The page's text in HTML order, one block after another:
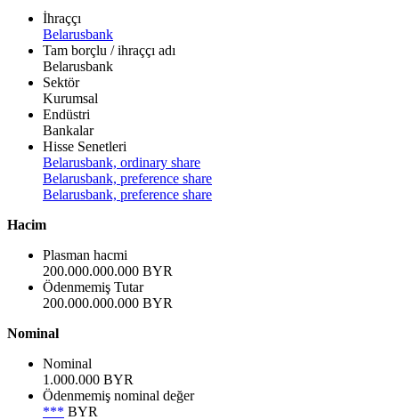
İhraççı
Belarusbank
Tam borçlu / ihraççı adı
Belarusbank
Sektör
Kurumsal
Endüstri
Bankalar
Hisse Senetleri
Belarusbank, ordinary share
Belarusbank, preference share
Belarusbank, preference share
Hacim
Plasman hacmi
200.000.000.000 BYR
Ödenmemiş Tutar
200.000.000.000 BYR
Nominal
Nominal
1.000.000 BYR
Ödenmemiş nominal değer
*** BYR